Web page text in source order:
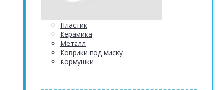
Пластик
Керамика
Металл
Коврики под миску
Кормушки